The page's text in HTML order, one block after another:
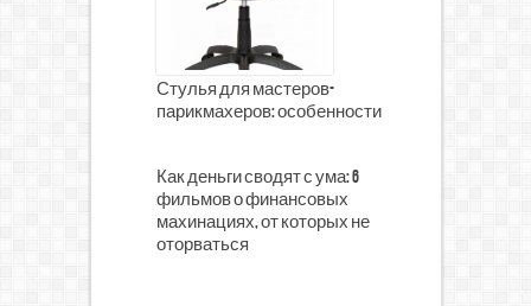
Стулья для мастеров-
парикмахеров: особенности
Как деньги сводят с ума: 6
фильмов о финансовых
махинациях, от которых не
оторваться